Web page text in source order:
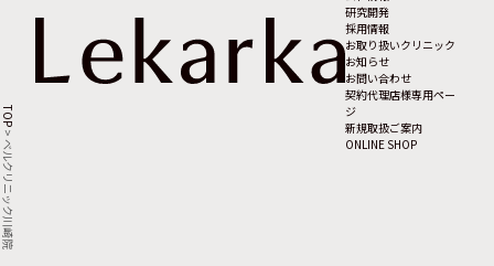
研究開発
採用情報
お取り扱いクリニック
お知らせ
お問い合わせ
契約代理店様専用ペー
ジ
新規取扱ご案内
ONLINE SHOP
TOP
>
ベルクリニック川崎院